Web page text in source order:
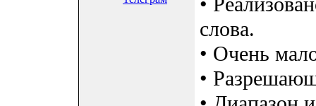
слова.
• Очень
•